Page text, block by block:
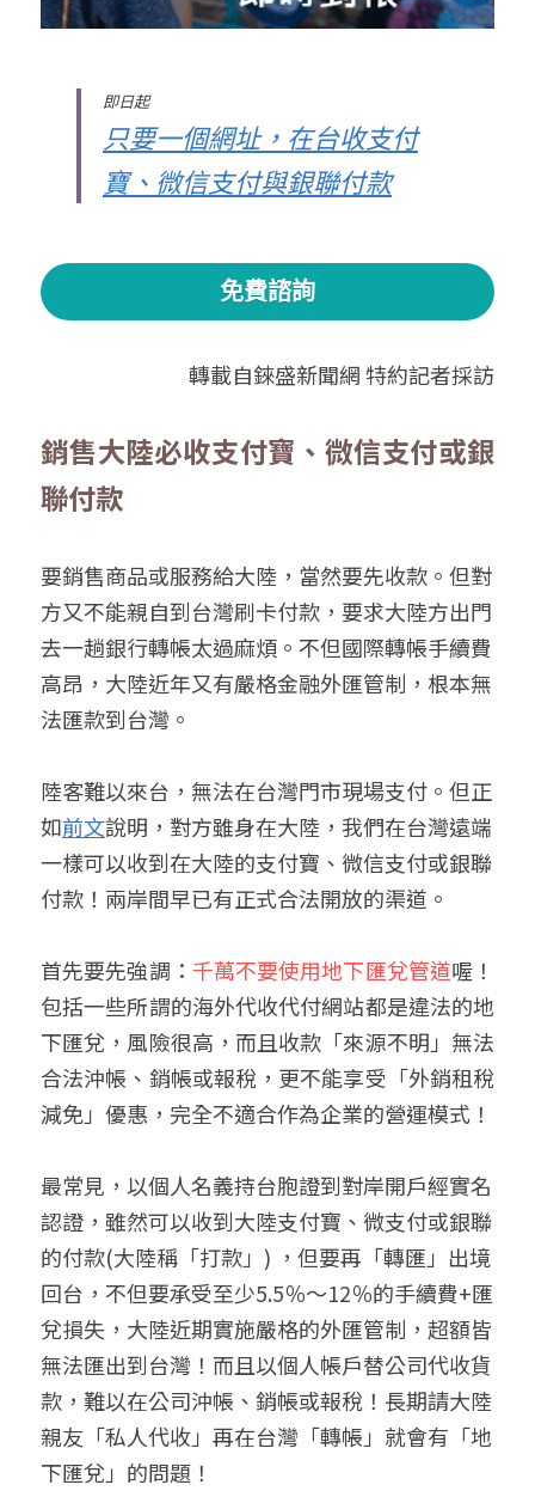
即日起
只要一個網址，在台收支付
寶、微信支付與銀聯付款
免費諮詢
轉載自錸盛新聞網 特約記者採訪
銷售大陸必收支付寶、微信支付或銀
聯付款
要銷售商品或服務給大陸，當然要先收款。但對
方又不能親自到台灣刷卡付款，要求大陸方出門
去一趟銀行轉帳太過麻煩。不但國際轉帳手續費
高昂，大陸近年又有嚴格金融外匯管制，根本無
法匯款到台灣。
陸客難以來台，無法在台灣門市現場支付。但正
如前文說明，對方雖身在大陸，我們在台灣遠端
一樣可以收到在大陸的支付寶、微信支付或銀聯
付款！兩岸間早已有正式合法開放的渠道。
首先要先強調： 千萬不要使用地下匯兌管道喔！
包括一些所謂的海外代收代付網站都是違法的地
下匯兌，風險很高，而且收款「來源不明」無法
合法沖帳、銷帳或報稅，更不能享受「外銷租稅
減免」優惠，完全不適合作為企業的營運模式！
最常見，以個人名義持台胞證到對岸開戶經實名
認證，雖然可以收到大陸支付寶、微支付或銀聯
的付款(大陸稱「打款」) ，但要再「轉匯」出境
回台，不但要承受至少5.5％～12％的手續費+匯
兌損失，大陸近期實施嚴格的外匯管制，超額皆
無法匯出到台灣！而且以個人帳戶替公司代收貨
款，難以在公司沖帳、銷帳或報稅！長期請大陸
親友「私人代收」再在台灣「轉帳」就會有「地
下匯兌」的問題！